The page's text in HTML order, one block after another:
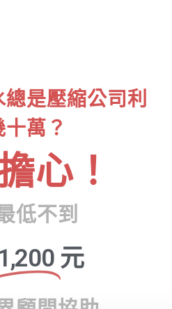
是壓縮公司利
萬？
心！
低不到
1,200 元